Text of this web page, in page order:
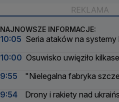
NAJNOWSZE INFORMACJE:
10:05 Seria ataków na systemy
10:00 Osuwisko uwięziło
9:55
"Nielegalna fabryka
9:54
Drony i rakiety nad